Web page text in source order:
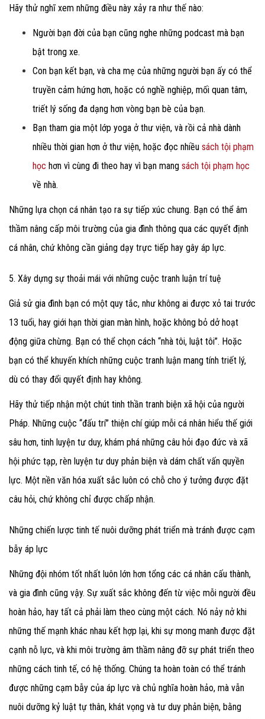
Hãy thử nghĩ xem những điều này xảy ra như thế nào:
Người bạn đời của bạn cũng nghe những podcast mà bạn
bật trong xe.
Con bạn kết bạn, và cha mẹ của những người bạn ấy có thể
truyền cảm hứng hơn, hoặc có nghề nghiệp, mối quan tâm,
triết lý sống đa dạng hơn vòng bạn bè của bạn.
Bạn tham gia một lớp yoga ở thư viện, và rồi cả nhà dành
nhiều thời gian hơn ở thư viện, hoặc đọc nhiều sách tội phạm
học hơn vì cùng đi theo hay vì bạn mang sách tội phạm học
về nhà.
Những lựa chọn cá nhân tạo ra sự tiếp xúc chung. Bạn có thể âm
thầm nâng cấp môi trường của gia đình thông qua các quyết định
cá nhân, chứ không cần giảng dạy trực tiếp hay gây áp lực.
5. Xây dựng sự thoải mái với những cuộc tranh luận trí tuệ
Giả sử gia đình bạn có một quy tắc, như không ai được xỏ tai trước
13 tuổi, hay giới hạn thời gian màn hình, hoặc không bỏ dở hoạt
động giữa chừng. Bạn có thể chọn cách “nhà tôi, luật tôi”. Hoặc
bạn có thể khuyến khích những cuộc tranh luận mang tính triết lý,
dù có thay đổi quyết định hay không.
Hãy thử tiếp nhận một chút tinh thần tranh biện xã hội của người
Pháp. Những cuộc “đấu trí” thiện chí giúp mỗi cá nhân hiểu thế giới
sâu hơn, tinh luyện tư duy, khám phá những câu hỏi đạo đức và xã
hội phức tạp, rèn luyện tư duy phản biện và dám chất vấn quyền
lực. Một nền văn hóa xuất sắc luôn có chỗ cho ý tưởng được đặt
câu hỏi, chứ không chỉ được chấp nhận.
Những chiến lược tinh tế nuôi dưỡng phát triển mà tránh được cạm
bẫy áp lực
Những đội nhóm tốt nhất luôn lớn hơn tổng các cá nhân cấu thành,
và gia đình cũng vậy. Sự xuất sắc không đến từ việc mỗi người đều
hoàn hảo, hay tất cả phải làm theo cùng một cách. Nó nảy nở khi
những thế mạnh khác nhau kết hợp lại, khi sự mong manh được đặt
cạnh nỗ lực, và khi môi trường âm thầm nâng đỡ sự phát triển theo
những cách tinh tế, có hệ thống. Chúng ta hoàn toàn có thể tránh
được những cạm bẫy của áp lực và chủ nghĩa hoàn hảo, mà vẫn
nuôi dưỡng kỷ luật tự thân, khát vọng và tư duy phản biện, bằng